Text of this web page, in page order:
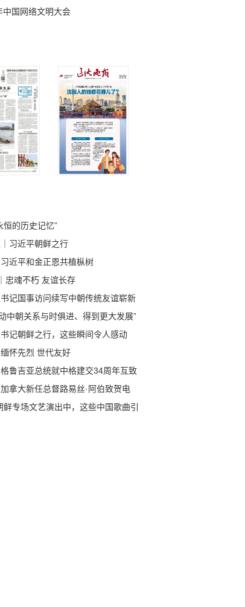
中国网络文明大会
恒的历史记忆”
习近平朝鲜之行
近平和金正恩共植枞树
忠魂不朽 友谊长存
记国事访问续写中朝传统友谊崭新
中朝关系与时俱进、得到更大发展”
记朝鲜之行，这些瞬间令人感动
怀先烈 世代友好
鲁吉亚总统就中格建交34周年互致
拿大新任总督路易丝·阿伯致贺电
鲜专场文艺演出中，这些中国歌曲引